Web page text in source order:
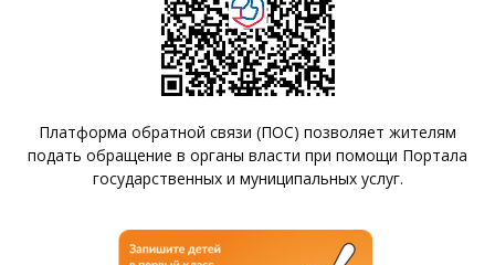
Платформа обратной связи (ПОС) позволяет жителям
подать обращение в органы власти при помощи Портала
государственных и муниципальных услуг.